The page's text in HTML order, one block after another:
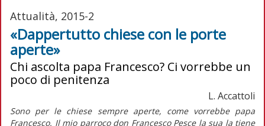
Attualità, 2015-2
«Dappertutto chiese con le porte
aperte»
Chi ascolta papa Francesco? Ci vorrebbe un
poco di penitenza
L. Accattoli
Sono per le chiese sempre aperte, come vorrebbe papa
Francesco. Il mio parroco don Francesco Pesce la sua la tiene